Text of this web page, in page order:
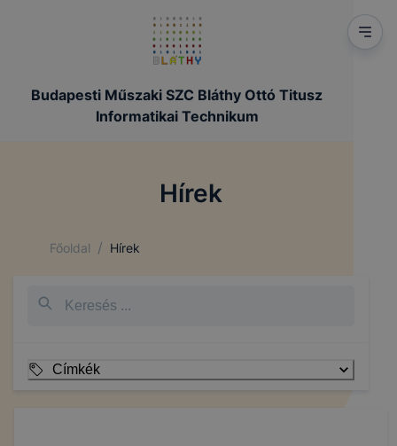
Budapesti Műszaki SZC Bláthy Ottó Titusz
Informatikai Technikum
Hírek
Főoldal / Hírek
Címkék